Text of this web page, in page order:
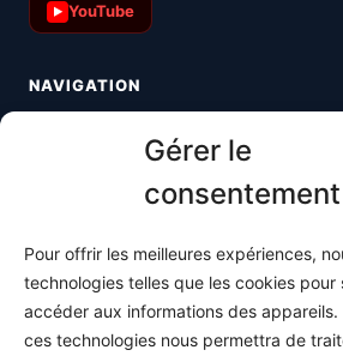
Gérer le
consentement
Pour offrir les meilleures expériences,
technologies telles que les cookies pour
accéder aux informations des
ces technologies nous permettra de
▶ YouTube
NAVIGATION
Toutes les maths
S'abonner
À propos
Contact / Support